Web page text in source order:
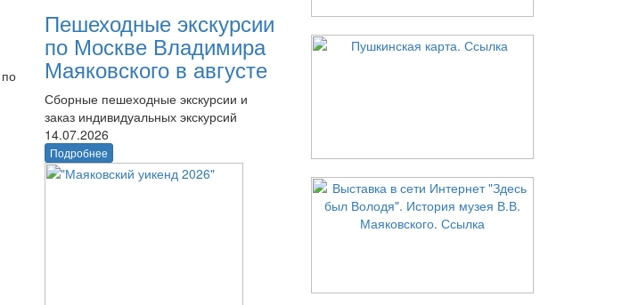
Пешеходные экскурсии
по Москве Владимира
Маяковского в августе
Сборные пешеходные экскурсии и
заказ индивидуальных экскурсий
14.07.2026
Подробнее